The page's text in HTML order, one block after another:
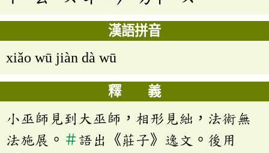
漢語拼音
xiǎo wū jiàn dà wū
釋 義
小巫師見到大巫師，相形見絀，法術無
法施展。 ＃語出《莊子》逸文。後用